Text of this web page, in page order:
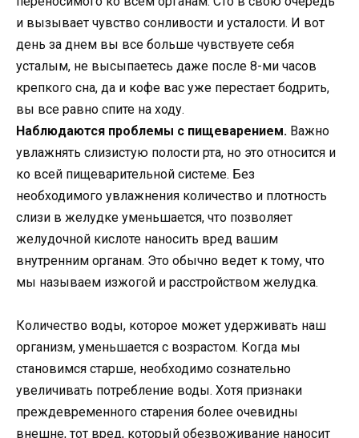
и вызывает чувство сонливости и усталости. И вот
день за днем вы все больше чувствуете себя
усталым, не высыпаетесь даже после 8-ми часов
крепкого сна, да и кофе вас уже перестает бодрить,
вы все равно спите на ходу.
Наблюдаются проблемы с пищеварением. Важно
увлажнять слизистую полости рта, но это относится и
ко всей пищеварительной системе. Без
необходимого увлажнения количество и плотность
слизи в желудке уменьшается, что позволяет
желудочной кислоте наносить вред вашим
внутренним органам. Это обычно ведет к тому, что
мы называем изжогой и расстройством желудка.
Количество воды, которое может удерживать наш
организм, уменьшается с возрастом. Когда мы
становимся старше, необходимо сознательно
увеличивать потребление воды. Хотя признаки
преждевременного старения более очевидны
внешне, тот вред, который обезвоживание наносит